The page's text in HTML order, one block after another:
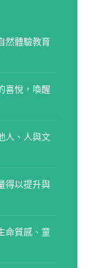
然體驗教育
喜悅，喚醒
人、人與文
得以提升與
命質感、童